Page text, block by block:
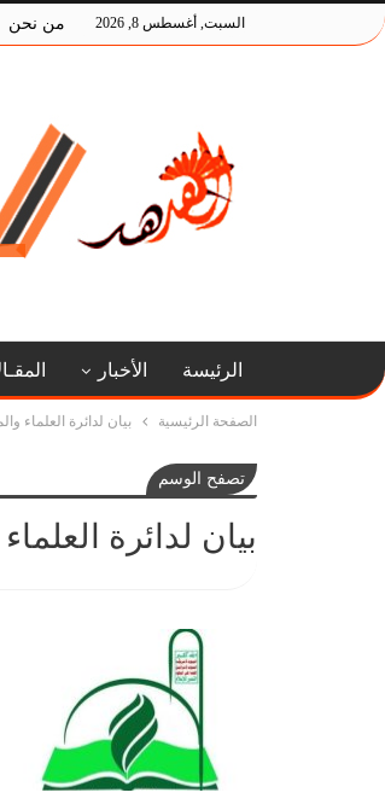
السبت, أغسطس 8, 2026 من نحن
الرئيسة الأخبار
الصفحة الرئيسية بيان لدائرة العلماء
تصفح الوسم
بيان لدائرة